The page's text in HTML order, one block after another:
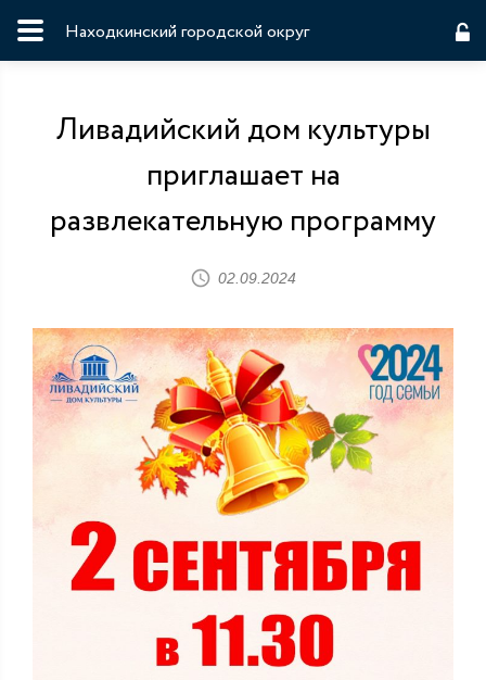
Находкинский городской округ
Ливадийский дом культуры
приглашает на
развлекательную программу
02.09.2024